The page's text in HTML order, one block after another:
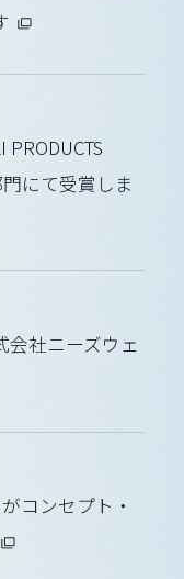
PRODUCTS
門にて受賞しま
会社ニーズウェ
コンセプト・